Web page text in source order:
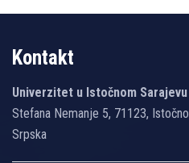
Kontakt
Univerzitet u Istočnom Sarajevu
Stefana Nemanje 5, 71123,
Srpska